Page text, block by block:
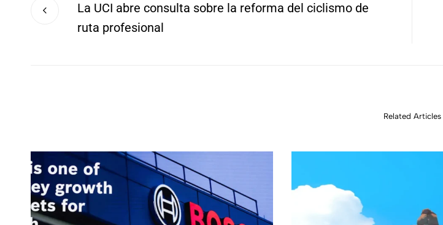
La UCI abre consulta sobre la reforma del ciclismo de
ruta profesional
Related Articles